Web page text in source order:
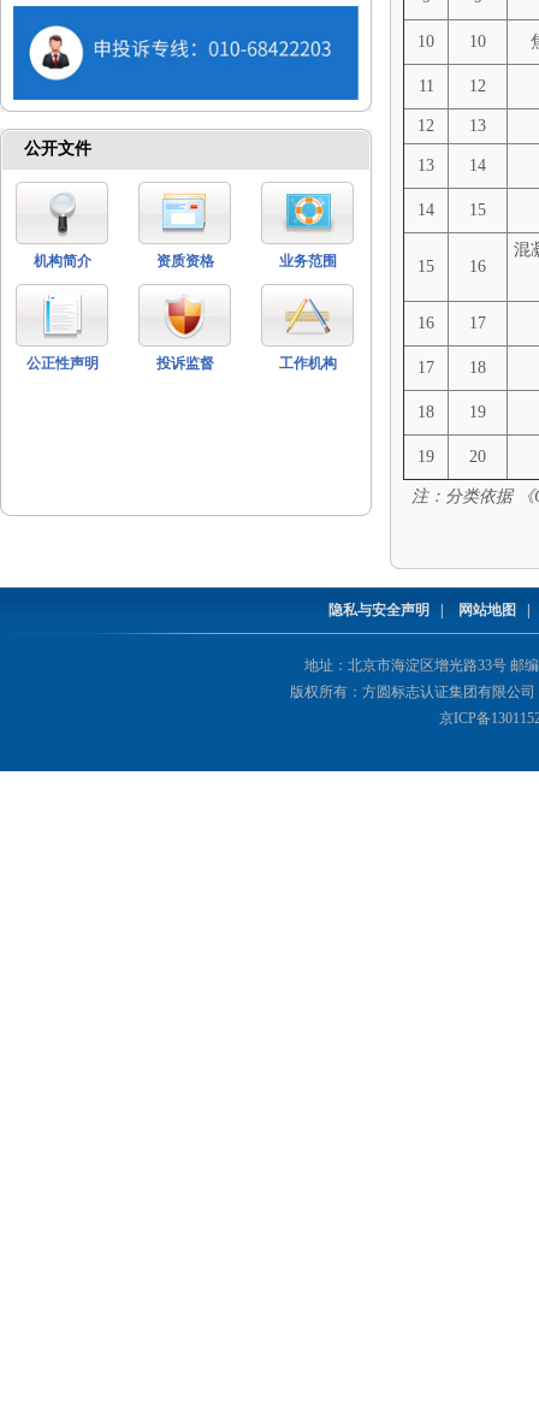
公开文件
机构简介 资质资格 业务范围
公正性声明 投诉监督 工作机构
10 10
11 12
12 13
13 14
14 15
15 16
混
16 17
17 18
18 19
19 20
注：分类依据
隐私与安全声明 网站地图
地址：北京市海淀区增光路33号 邮编
版权所有：方圆标志认证集团有限公司
京ICP备